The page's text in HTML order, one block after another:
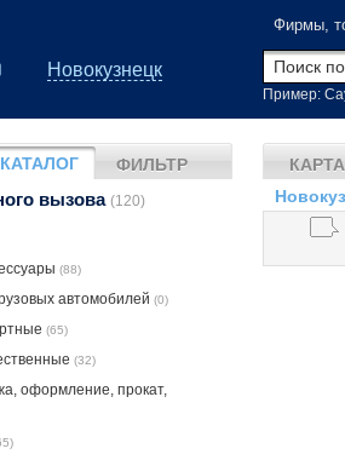
Новокузнецк
Фирмы,
Пример:
КАТАЛОГ ФИЛЬТР
вызова (120)
(88)
автомобилей (0)
(65)
(32)
оформление, прокат,
КАРТА